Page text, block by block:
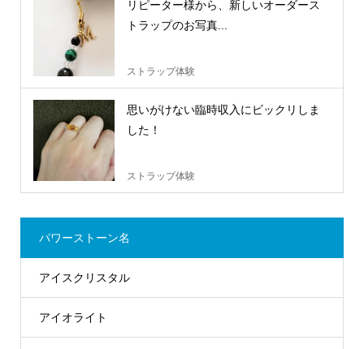
リピーター様から、新しいオーダース
トラップのお写真...
ストラップ体験
思いがけない臨時収入にビックリしま
した！
ストラップ体験
パワーストーン名
アイスクリスタル
アイオライト